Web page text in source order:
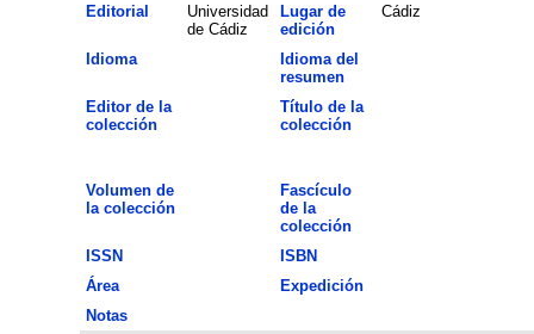
Editorial
Universidad
de Cádiz
Lugar de
edición
Cádiz
Idioma
Idioma del
resumen
Editor de la
colección
Título de la
colección
Volumen de
la colección
Fascículo
de la
colección
ISSN
ISBN
Área
Expedición
Notas